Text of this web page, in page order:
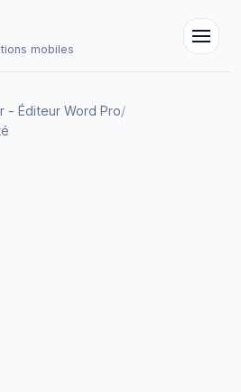
mobiles
- Éditeur Word Pro/